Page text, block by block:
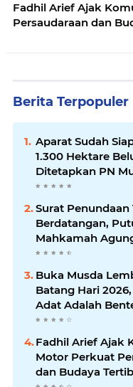
Fadhil Arief Ajak
Persaudaraan dan
Berita Terpopuler
Aparat Sudah
1.300 Hektare
Ditetapkan PN
Ada Apa?
Surat Penundaan
Berdatangan,
Mahkamah
Mengapa
Dilaksanakan?
Buka Musda
Batang Hari
Adat Adalah
Generasi Muda
Fadhil Arief Ajak
Motor Perkuat
dan Budaya